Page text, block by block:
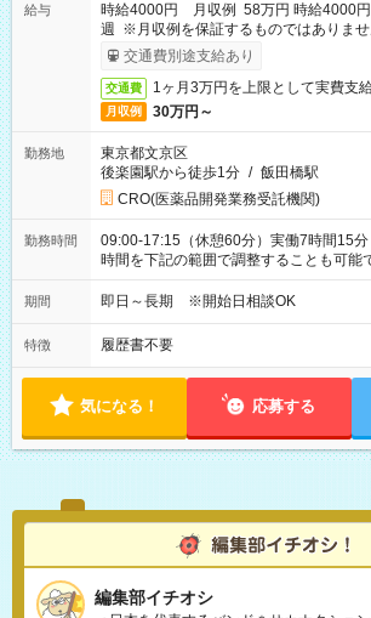
給与
時給4000円 月収例 58万円 時給4000
週 ※月収例を保証するものではありま
ービス利用可（利用条件有）
交通費別途支給あり
交通費 1ヶ月3万円を上限として実費支
月収例 30万円～
勤務地
東京都文京区
後楽園駅から徒歩1分 / 飯田橋駅
CRO(医薬品開発業務受託機関)
勤務時間
09:00-17:15（休憩60分）実働7時間15
時間を下記の範囲で調整することも可能
間 09:00～10:00 ・勤務終了時間
05:00～07:15
期間 即日～長期 ※開始日相談OK
特徴 履歴書不要
気になる！ 応募する
編集部イチオシ